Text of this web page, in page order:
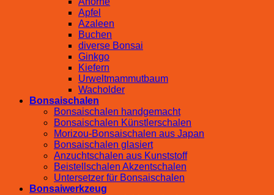
Apfel
Azaleen
Buchen
diverse Bonsai
Ginkgo
Kiefern
Urweltmammutbaum
Wacholder
Bonsaischalen
Bonsaischalen handgemacht
Bonsaischalen Künstlerschalen
Morizou-Bonsaischalen aus Japan
Bonsaischalen glasiert
Anzuchtschalen aus Kunststoff
Beistellschalen Akzentschalen
Untersetzer für Bonsaischalen
Bonsaiwerkzeug